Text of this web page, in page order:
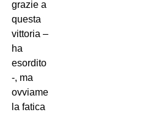
grazie a
questa
vittoria –
ha
esordito
-, ma
ovviamente
la fatica